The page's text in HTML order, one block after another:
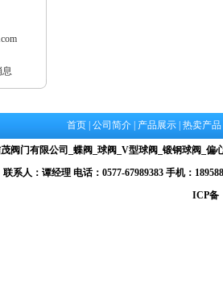
首页 公司简介 产品展示 热卖产品
阀门有限公司_蝶阀_球阀_V型球阀_锻钢球阀_
联系人：谭经理 电话：0577-67989383 手机：
ICP备